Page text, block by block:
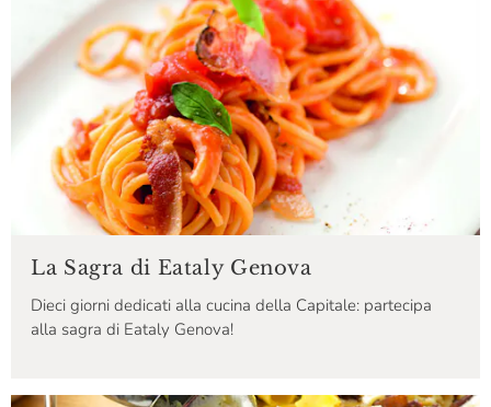
La Sagra di Eataly Genova
Dieci giorni dedicati alla cucina della Capitale: partecipa
alla sagra di Eataly Genova!